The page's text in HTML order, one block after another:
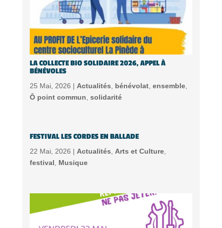
LA COLLECTE BIO SOLIDAIRE 2026, APPEL À
BÉNÉVOLES
25 Mai, 2026 | Actualités, bénévolat, ensemble,
Ô point commun, solidarité
FESTIVAL LES CORDES EN BALLADE
22 Mai, 2026 | Actualités, Arts et Culture,
festival, Musique